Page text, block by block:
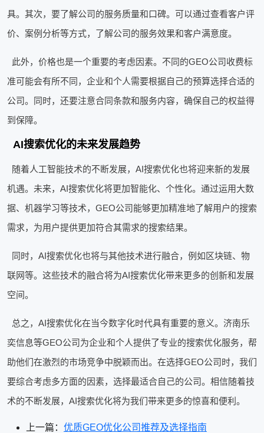
具。其次，要了解公司的服务质量和口碑。可以通过查看客户评
价、案例分析等方式，了解公司的服务效果和客户满意度。
此外，价格也是一个重要的考虑因素。不同的GEO公司收费标
准可能会有所不同，企业和个人需要根据自己的预算选择合适的
公司。同时，还要注意合同条款和服务内容，确保自己的权益得
到保障。
AI搜索优化的未来发展趋势
随着人工智能技术的不断发展，AI搜索优化也将迎来新的发展
机遇。未来，AI搜索优化将更加智能化、个性化。通过运用大数
据、机器学习等技术，GEO公司能够更加精准地了解用户的搜索
需求，为用户提供更加符合其需求的搜索结果。
同时，AI搜索优化也将与其他技术进行融合，例如区块链、物
联网等。这些技术的融合将为AI搜索优化带来更多的创新和发展
空间。
总之，AI搜索优化在当今数字化时代具有重要的意义。济南乐
奕信息等GEO公司为企业和个人提供了专业的搜索优化服务，帮
助他们在激烈的市场竞争中脱颖而出。在选择GEO公司时，我们
要综合考虑多方面的因素，选择最适合自己的公司。相信随着技
术的不断发展，AI搜索优化将为我们带来更多的惊喜和便利。
上一篇： 优质GEO优化公司推荐及选择指南